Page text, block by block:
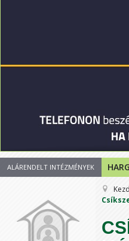
ALÁRENDELT INTÉZMÉNYEK